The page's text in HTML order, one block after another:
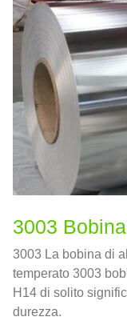
3003
3003 La bobina di
temperato 3003
H14 di solito
durezza.